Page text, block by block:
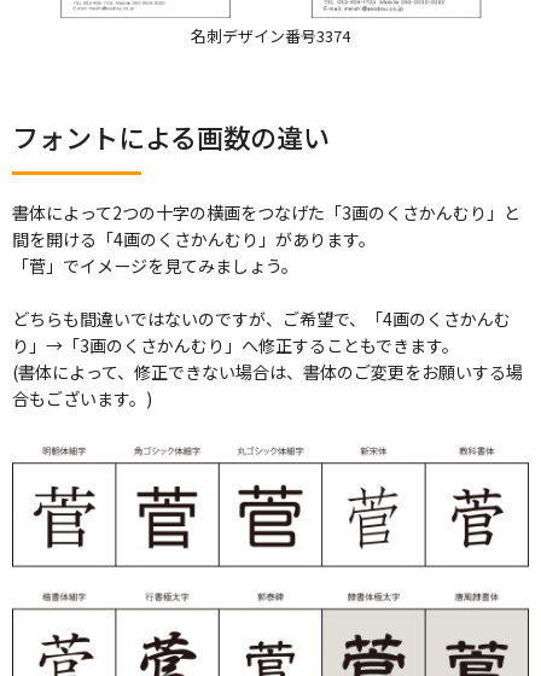
名刺デザイン番号3374
フォントによる画数の違い
書体によって2つの十字の横画をつなげた「3画のくさかんむり」と
間を開ける「4画のくさかんむり」があります。
「菅」でイメージを見てみましょう。
どちらも間違いではないのですが、ご希望で、「4画のくさかんむ
り」→「3画のくさかんむり」へ修正することもできます。
(書体によって、修正できない場合は、書体のご変更をお願いする場
合もございます。)